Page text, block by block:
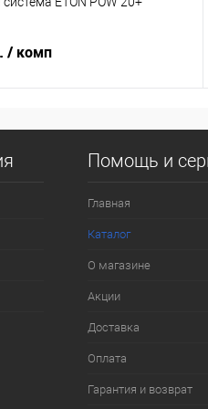
/ комп
Помощь и
Главная
Каталог
О магазине
Акции
Доставка
Оплата
Гарантия и возврат